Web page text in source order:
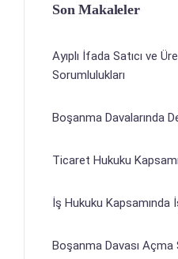
Son Makaleler
Ayıplı İfada Satıcı ve
Sorumlulukları
Boşanma Davalarında
Ticaret Hukuku
İş Hukuku Kapsamında
Boşanma Davası Açma